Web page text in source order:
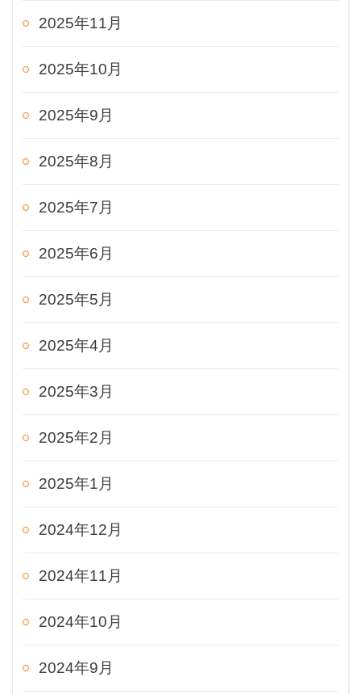
2025年11月
2025年10月
2025年9月
2025年8月
2025年7月
2025年6月
2025年5月
2025年4月
2025年3月
2025年2月
2025年1月
2024年12月
2024年11月
2024年10月
2024年9月